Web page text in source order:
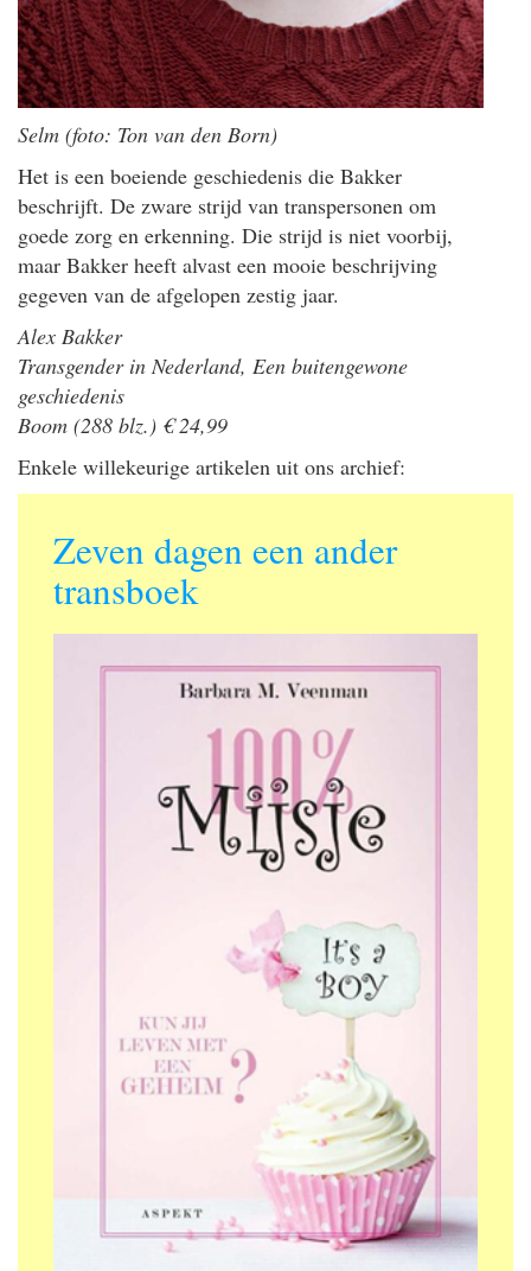
Selm (foto: Ton van den Born)
Het is een boeiende geschiedenis die Bakker
beschrijft. De zware strijd van transpersonen om
goede zorg en erkenning. Die strijd is niet voorbij,
maar Bakker heeft alvast een mooie beschrijving
gegeven van de afgelopen zestig jaar.
Alex Bakker
Transgender in Nederland, Een buitengewone
geschiedenis
Boom (288 blz.) € 24,99
Enkele willekeurige artikelen uit ons archief:
Zeven dagen een ander
transboek